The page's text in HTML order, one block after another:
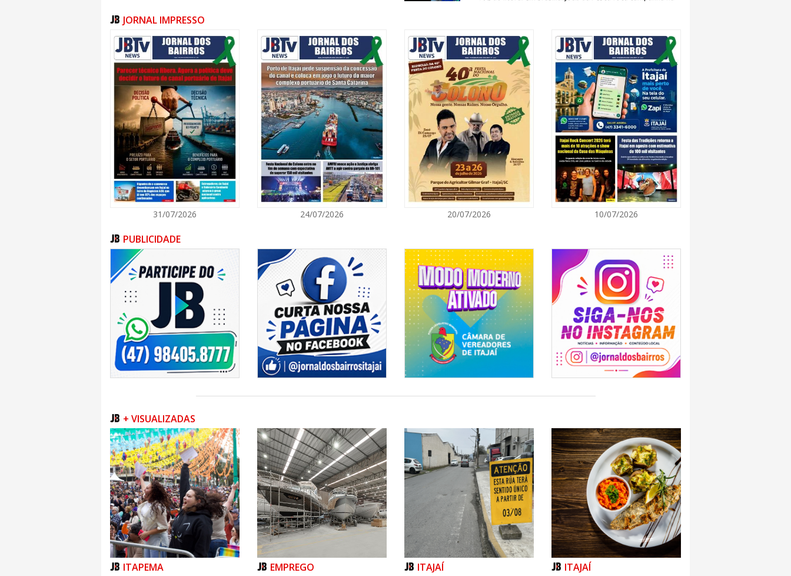
Plantão Policial (CPP), onde a ocorrência foi registrada como tráfico de drogas e
ITAPEMA
05/08/2026 | 07:00
Rede Municipal de Ensino inicia entrega de novos uniformes
para merendeiras
GERAL
05/08/2026 | 07:00
Sorveteria do Norte de SC expande e abre primeira unidade
em Florianópolis
GERAL
05/08/2026 | 07:00
energético
NAVEGANTES
05/08/2026 | 07:00
Curta-metragem navegantino estreia no Cineteatro
Carecão com debate sobre direitos da mulher
JORNAL IMPRESSO
31/07/2026 24/07/2026 20/07/2026 10/07/2026
PUBLICIDADE
+ VISUALIZADAS
ITAPEMA EMPREGO ITAJAÍ ITAJAÍ